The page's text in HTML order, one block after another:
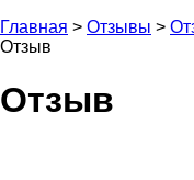
Главная > Отзывы >
Отзыв
Отзыв